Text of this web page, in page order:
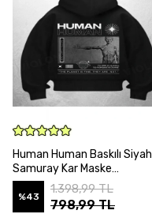
Human Human Baskılı Siyah
Samuray Kar Maske
Sweatshirt Hırka
%43
1.398,99 TL
798,99 TL